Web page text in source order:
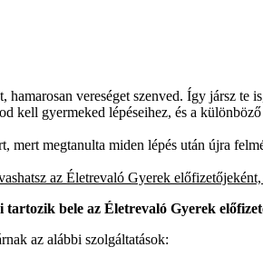
vereséget szenved. Így jársz te
kell gyermeked lépéseihez, és a
mert megtanulta miden lépés után újra
az Életrevaló Gyerek
tartozik bele az Életrevaló Gyerek
az alábbi szolgáltatások: